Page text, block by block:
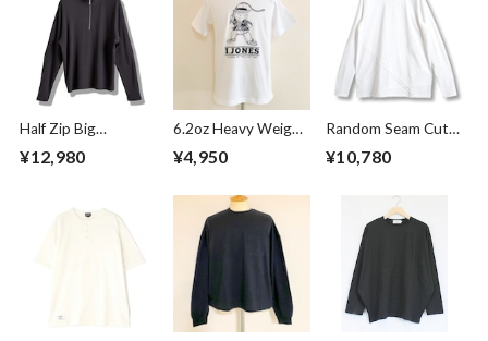
Half Zip Big
Pullover Gray
¥12,980
6.2oz Heavy Weight
T-shirts FRP-0038
¥4,950
Random Seam Cut
Off Crew Neck L/S
T-shirts White
¥10,780